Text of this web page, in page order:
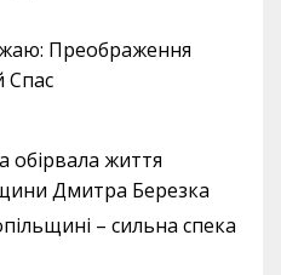
Преображення
Спас
обірвала життя
Дмитра Березка
– сильна спека